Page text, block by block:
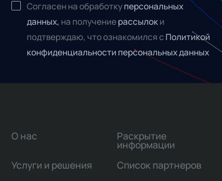
Согласен на обработкуперсональных
данных, на получениерассылоки
подтверждаю, что ознакомился с Политикой
конфиденциальности персональных данных
О нас
Услуги и решения
Раскрытие
информации
Список партнеров